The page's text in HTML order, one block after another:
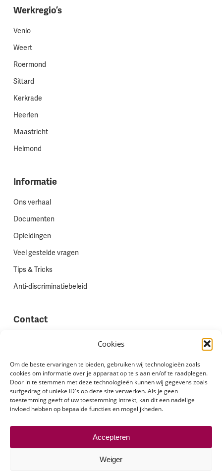
Cookies
Om de beste ervaringen te bieden, gebruiken wij technologieën zoals
cookies om informatie over je apparaat op te slaan en/of te raadplegen.
Door in te stemmen met deze technologieën kunnen wij gegevens zoals
surfgedrag of unieke ID's op deze site verwerken. Als je geen
toestemming geeft of uw toestemming intrekt, kan dit een nadelige
invloed hebben op bepaalde functies en mogelijkheden.
Accepteren
Weiger
Werkregio’s
Venlo
Weert
Roermond
Sittard
Kerkrade
Heerlen
Maastricht
Helmond
Informatie
Ons verhaal
Documenten
Opleidingen
Veel gestelde vragen
Tips & Tricks
Anti-discriminatiebeleid
Contact
Site feedback
Klachten